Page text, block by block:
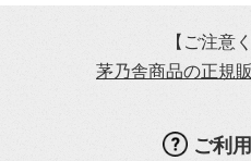
【ご注意
茅乃舎商品の正規
ご利